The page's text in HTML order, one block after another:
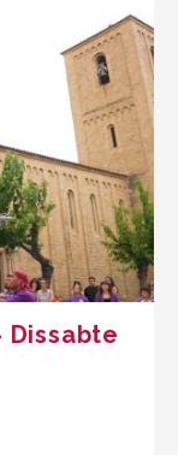
Dissabte